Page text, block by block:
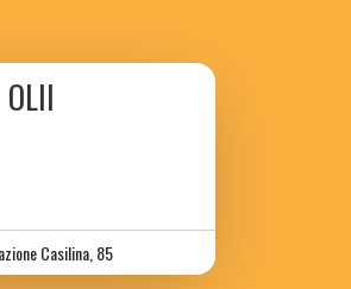
Casilina, 85